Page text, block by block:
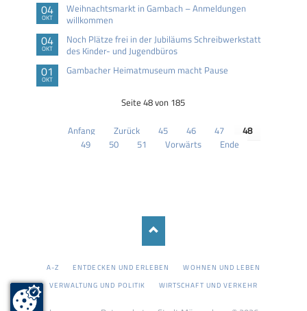
04
OKT
Weihnachtsmarkt in Gambach – Anmeldungen
willkommen
04
OKT
Noch Plätze frei in der Jubiläums Schreibwerkstatt
des Kinder- und Jugendbüros
01
OKT
Gambacher Heimatmuseum macht Pause
Seite 48 von 185
Anfang Zurück 45 46 47
48
49
50 51 Vorwärts Ende
NAVIGATION
ÜBERSPRINGEN
A-Z ENTDECKEN UND ERLEBEN
WOHNEN UND LEBEN
VERWALTUNG UND POLITIK
WIRTSCHAFT UND VERKEHR